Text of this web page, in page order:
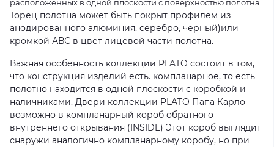
расположенных в одной плоскости с поверхностью полотна.
Торец полотна может быть покрыт профилем из
анодированного алюминия. серебро, черный)или
кромкой АВС в цвет лицевой части полотна.
Важная особенность коллекции PLATO состоит в том,
что конструкция изделий есть. компланарное, то есть
полотно находится в одной плоскости с коробкой и
наличниками. Двери коллекции PLATO Папа Карло
возможно в компланарный короб обратного
внутреннего открывания (INSIDE) Этот короб выглядит
снаружи аналогично компланарному коробу, но при